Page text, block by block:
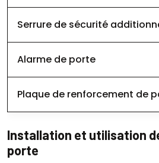
Serrure de sécurité
Alarme de porte
Plaque de renforcement de
Installation et utilisation
porte